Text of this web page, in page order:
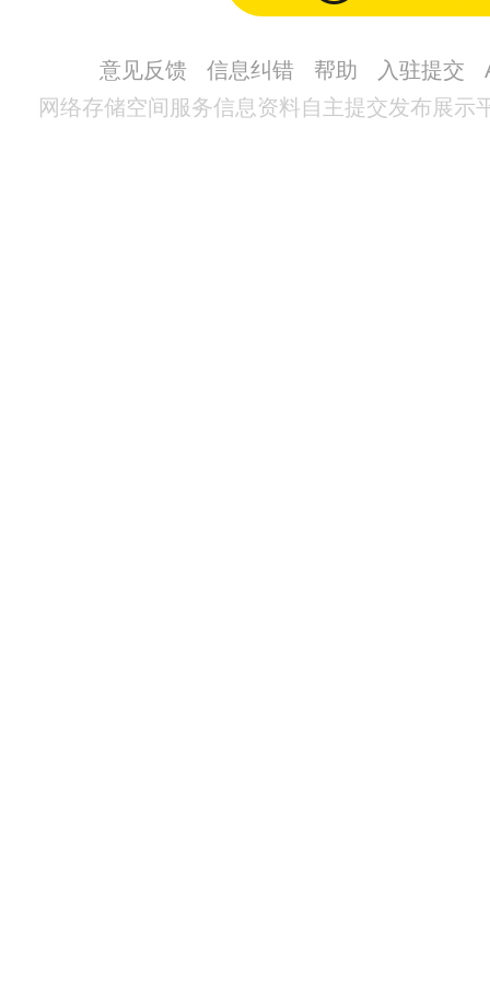
意见反馈 信息纠错 帮助 入驻提交
网络存储空间服务信息资料自主提交发布展示